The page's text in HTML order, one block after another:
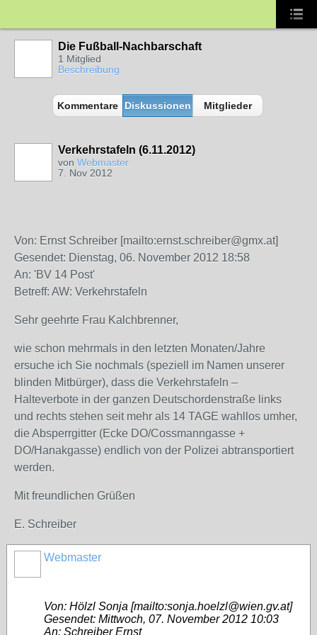
Die Fußball-Nachbarschaft
1 Mitglied
Beschreibung
Kommentare Diskussionen Mitglieder
Verkehrstafeln (6.11.2012)
von Webmaster
7. Nov 2012
Von: Ernst Schreiber [mailto:ernst.schreiber@gmx.at]
Gesendet: Dienstag, 06. November 2012 18:58
An: 'BV 14 Post'
Betreff: AW: Verkehrstafeln
Sehr geehrte Frau Kalchbrenner,
wie schon mehrmals in den letzten Monaten/Jahre
ersuche ich Sie nochmals (speziell im Namen unserer
blinden Mitbürger), dass die Verkehrstafeln –
Halteverbote in der ganzen Deutschordenstraße links
und rechts stehen seit mehr als 14 TAGE wahllos umher,
die Absperrgitter (Ecke DO/Cossmanngasse +
DO/Hanakgasse) endlich von der Polizei abtransportiert
werden.
Mit freundlichen Grüßen
E. Schreiber
Webmaster
Von: Hölzl Sonja [mailto:sonja.hoelzl@wien.gv.at]
Gesendet: Mittwoch, 07. November 2012 10:03
An: Schreiber Ernst